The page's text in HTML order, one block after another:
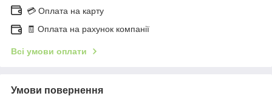
💳 Оплата на карту
🧾 Оплата на рахунок компанії
Всі умови оплати
Умови повернення